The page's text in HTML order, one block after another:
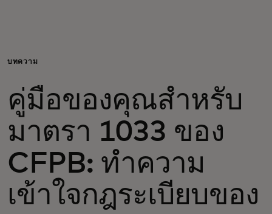
สำหรับธุรกิจ
เพื่อโลก
สำหรับผู้สร้างนวัตกรรม
ข่าวสารและแนวโน้ม
บทความ
คู่มือของคุณสำหรับ
มาตรา 1033 ของ
CFPB: ทำความ
เข้าใจกฎระเบียบของ